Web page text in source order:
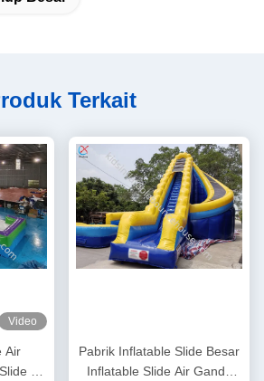
Terkait
Video
Air
Air
Pabrik Inflatable Slide Besar
Inflatable Slide Air Ganda